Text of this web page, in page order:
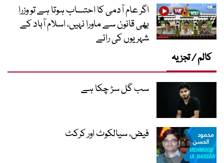
اگر عام آدمی کا احتساب ہوتا ہے تو وزرا
بھی قانون سے ماورا نہیں، اسلام آباد کے
شہریوں کی رائے
کالم / تجزیہ
سب گل سڑ چکا ہے
فیض، سیالکوٹ اور کرکٹ